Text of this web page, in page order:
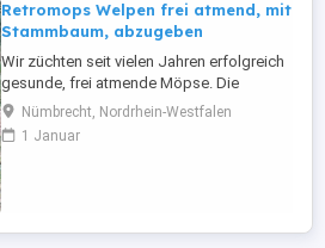
Retromops Welpen frei atmend, mit
Stammbaum, abzugeben
Wir züchten seit vielen Jahren erfolgreich
gesunde, frei atmende Möpse. Die
Elterntiere und ihre Welpen leben bei uns
im Haus. Unsere erwachsenen Möpse
sind gründlich untersucht, frei von
anerkannt. Unsere ...
Nümbrecht, Nordrhein-Westfalen
1 Januar